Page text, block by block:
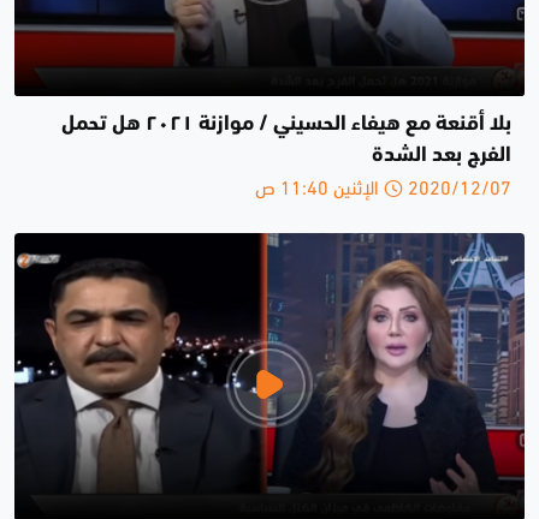
بلا أقنعة مع هيفاء الحسيني / موازنة ٢٠٢١ هل تحمل
الفرج بعد الشدة
2020/12/07 الإثنين 11:40 ص